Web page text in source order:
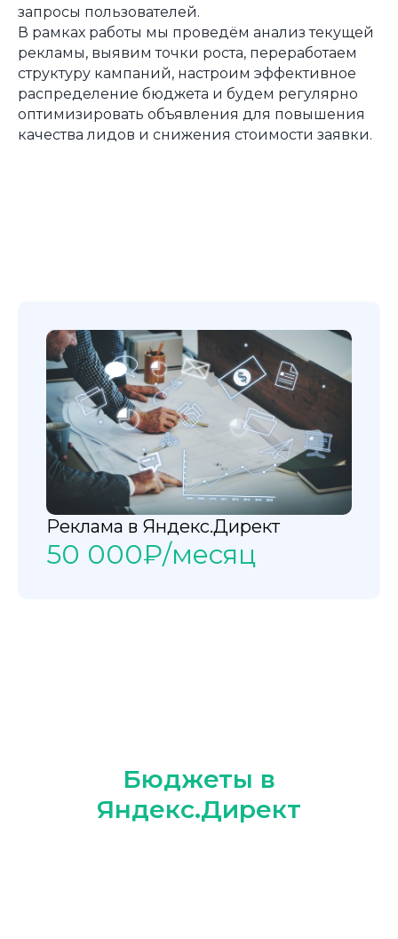
запросы пользователей.
В рамках работы мы проведём анализ текущей
рекламы, выявим точки роста, переработаем
структуру кампаний, настроим эффективное
распределение бюджета и будем регулярно
оптимизировать объявления для повышения
качества лидов и снижения стоимости заявки.
Реклама в Яндекс.Директ
50 000₽/месяц
Бюджеты в
Яндекс.Директ
Miranit - Outsource digital marketing, Inc. 2024
C
Политика
конфиденциальности
Публичная оферта
8 800 350 79 69
Вакансии
Контекстная реклама
Поисковая оптимизация
Таргетированная реклама
Маркетинг
Рич контент